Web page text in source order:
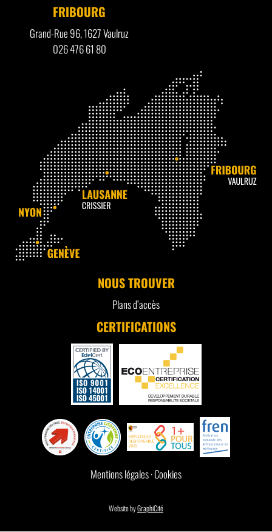
FRIBOURG
Grand-Rue 96, 1627 Vaulruz
026 476 61 80
NOUS TROUVER
Plans d’accès
CERTIFICATIONS
Mentions légales·Cookies
Website byGraphiCité